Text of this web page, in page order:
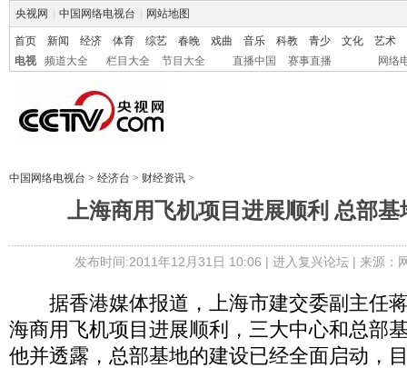
央视网 中国网络电视台 网站地图
首页 新闻 经济 体育 综艺 春晚 戏曲 音乐 科教 青少 文化
艺术
电视
频道大全 栏目大全 节目大全 直播中国 赛事直播 网络
中国网络电视台 > 经济台 > 财经资讯 >
上海商用飞机项目进展顺利 总部基
发布时间:2011年12月31日 10:06 | 进入复兴论坛| 来源：
据香港媒体报道，上海市建交委副主任
海商用飞机项目进展顺利，三大中心和总部
他并透露，总部基地的建设已经全面启动，